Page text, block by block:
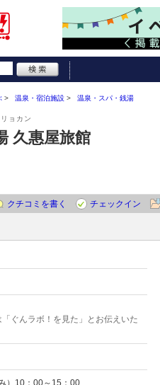
温泉・宿泊施設 温泉・スパ・銭湯
ョカン
久惠屋旅館
クチコミを書く
チェックイン
ぐんラボ！を見た」とお伝えいた
）10：00～15：00